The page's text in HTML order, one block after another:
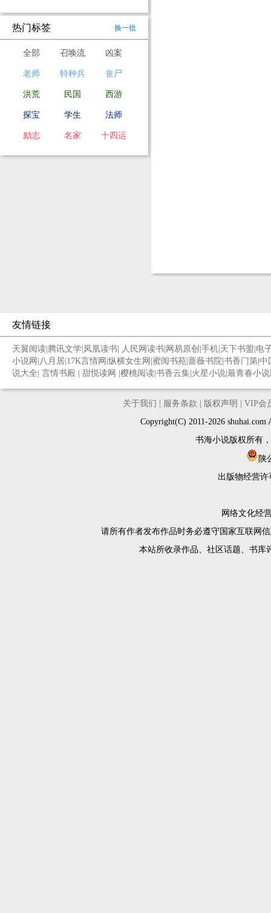
热门标签 换一批
全部 召唤流 凶案
老师 特种兵 丧尸
洪荒 民国 西游
探宝 学生 法师
励志 名家 十四运
友情链接
天翼阅读 腾讯文学 凤凰读书 人民网读书 网易原创 手机 天下书盟 电
小说网 八月居 17K言情网 纵横女生网 蜜阅书苑 蔷薇书院 书香门第 中
说大全 言情书殿 甜悦读网 樱桃阅读 书香云集 火星小说 最青春小
关于我们 服务条款 版权声明
VIP会
Copyright(C) 2011-2026
书海小说版权所有
陕
出版物经营许
网络文化经
请所有作者发布作品时务必遵守国家互联网
本站所收录作品、社区话题、书库